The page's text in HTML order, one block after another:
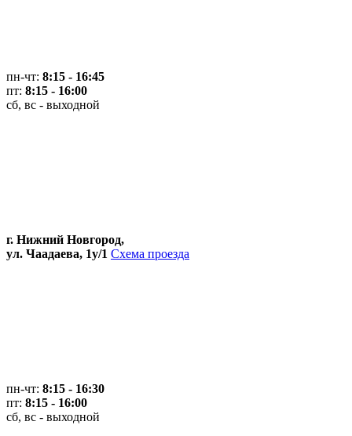
пн-чт: 8:15 - 16:45
пт: 8:15 - 16:00
сб, вс - выходной
г. Нижний Новгород,
ул. Чаадаева, 1у/1 Схема проезда
пн-чт: 8:15 - 16:30
пт: 8:15 - 16:00
сб, вс - выходной